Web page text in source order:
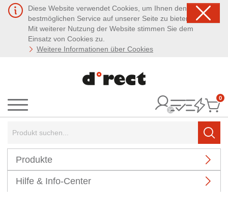
Diese Website verwendet Cookies, um Ihnen den
bestmöglichen Service auf unserer Seite zu bieten.
Mit weiterer Nutzung der Website stimmen Sie dem
Einsatz von Cookies zu.
Weitere Informationen über Cookies
Menü
0
Produkte
Hilfe & Info-Center